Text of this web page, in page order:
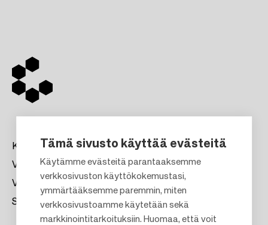
o
Kauppakeskukset
Vuokraus
Vastuullisuus
Sijoittajat
Tämä sivusto käyttää evästeitä
Käytämme evästeitä parantaaksemme
verkkosivuston käyttökokemustasi,
ymmärtääksemme paremmin, miten
verkkosivustoamme käytetään sekä
markkinointitarkoituksiin. Huomaa, että voit